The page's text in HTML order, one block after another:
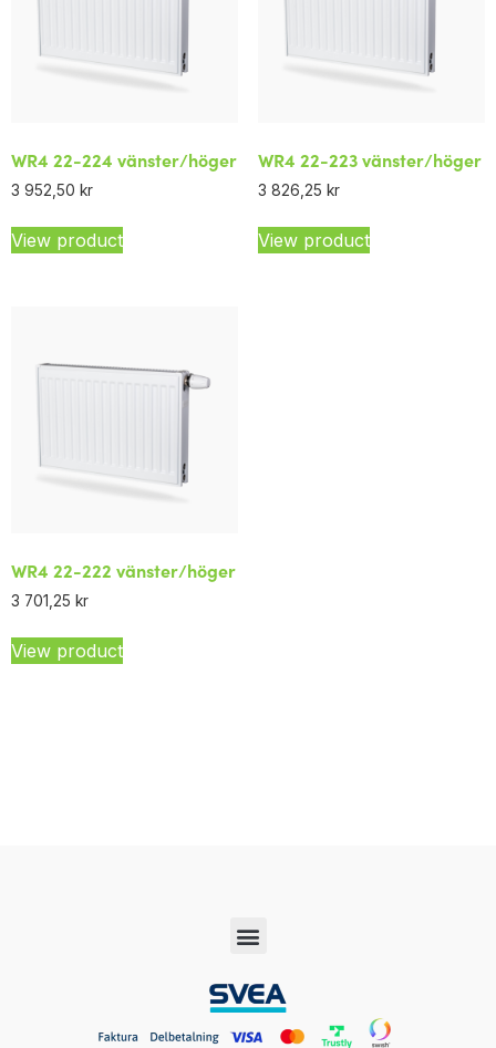
WR4 22-224 vänster/höger
3 952,50 kr
View product
WR4 22-223 vänster/höger
3 826,25 kr
View product
WR4 22-222 vänster/höger
3 701,25 kr
View product